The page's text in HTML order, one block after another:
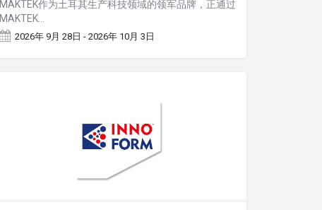
MAKTEK作为土耳其生产科技领域的领军品牌，正通过
MAKTEK…
2026年 9月 28日 - 2026年 10月 3日